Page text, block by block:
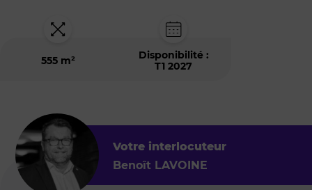
555 m²
Disponibilité :
T1 2027
Votre interlocuteur
Benoît LAVOINE